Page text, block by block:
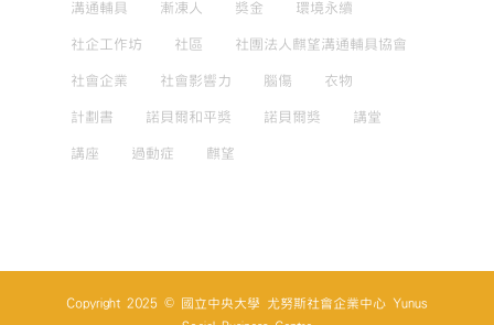
溝通輔具 漸凍人 獎金 環境永續
社企工作坊 社區 社團法人麒望溝通輔具協會
社會企業 社會影響力 腦傷 衣物
計劃書 諾貝爾和平獎 諾貝爾獎 講堂
講座 過動症 麒望
Copyright 2025 © 國立中央大學 尤努斯社會企業中心 Yunus